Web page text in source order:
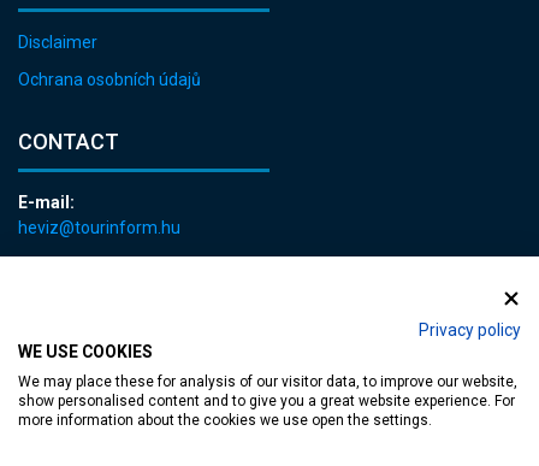
Privacy policy
WE USE COOKIES
We may place these for analysis of our visitor data, to improve our website,
show personalised content and to give you a great website experience. For
more information about the cookies we use open the settings.
Disclaimer
Ochrana osobních údajů
CONTACT
E-mail:
heviz@tourinform.hu